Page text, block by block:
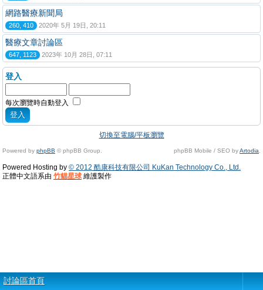
網路醫療新聞局
260, 410 2020年 5月 19日, 20:11
醫療文章討論區
647, 1123 2023年 10月 28日, 07:11
登入
每次瀏覽時自動登入
切換至電腦/平板瀏覽
Powered by phpBB © phpBB Group. phpBB Mobile / SEO byArtodia
Powered Hosting by © 2012 酷康科技有限公司 KuKan Technology Co., Ltd.
正體中文語系由 竹貓星球 維護製作
討論區首頁